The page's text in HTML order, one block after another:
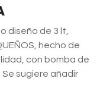
diseño de 3 lt,
hecho de
con bomba de
sugiere añadir